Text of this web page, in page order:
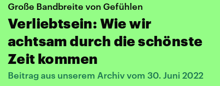
Große Bandbreite von Gefühlen
Verliebtsein: Wie wir
achtsam durch die schönste
Zeit kommen
Beitrag aus unserem Archiv vom 30. Juni 2022